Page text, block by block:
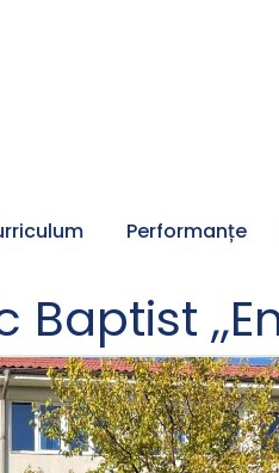
Performanțe
Baptist